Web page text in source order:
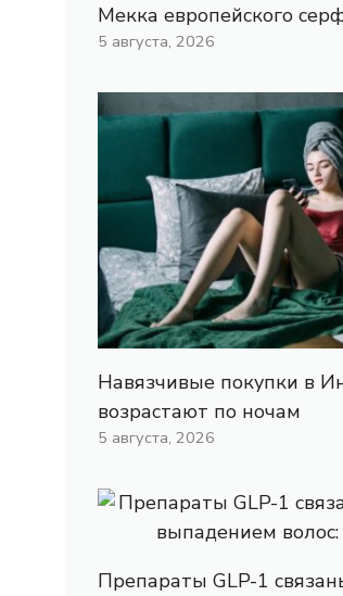
Мекка европейского
5 августа, 2026
Навязчивые покупки в
возрастают по ночам
5 августа, 2026
Препараты GLP-1